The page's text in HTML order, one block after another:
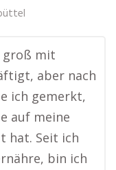
groß mit
aber nach
ich gemerkt,
auf meine
hat. Seit ich
bin ich